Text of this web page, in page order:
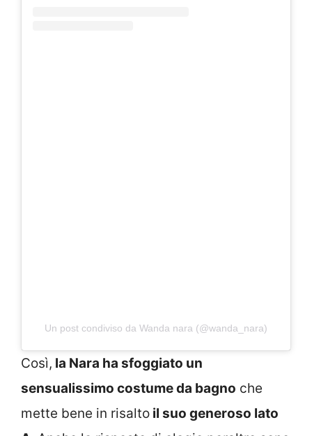
Un post condiviso da Wanda nara (@wanda_nara)
Così, la Nara ha sfoggiato un
sensualissimo costume da bagno che
mette bene in risalto il suo generoso lato